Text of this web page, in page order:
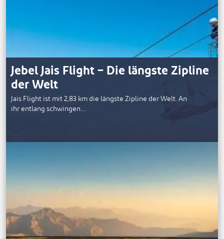
Jebel Jais Flight – Die längste Zipline
der Welt
Jais Flight ist mit 2,83 km die längste Zipline der Welt. An
ihr entlang schwingen…